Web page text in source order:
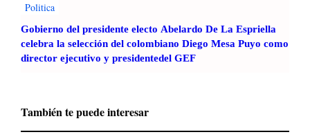
Politica
Gobierno del presidente electo Abelardo De La Espriella
celebra la selección del colombiano Diego Mesa Puyo como
director ejecutivo y presidentedel GEF
También te puede interesar